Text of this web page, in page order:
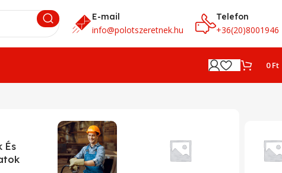
E-mail
info@polotszeretnek.hu
Telefon
+36(20)8001946
0Ft
És